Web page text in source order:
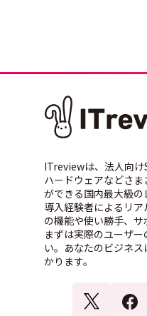
ITreviewは、法人向け
ハードウェアなどさ
ができる国内最大級の
導入経験者によるリ
の機能や使い勝手、サ
まずは実際のユーザ
い。あなたのビジネ
かります。